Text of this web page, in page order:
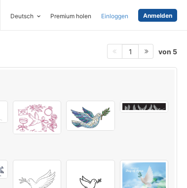
Deutsch Premium holen Einloggen Anmelden
1 von 5